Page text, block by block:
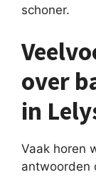
schoner.
over
in
Vaak horen
antwoorden